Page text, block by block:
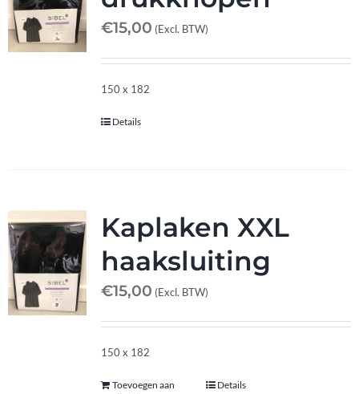
€15,00 (Excl. BTW)
150 x 182
Details
Kaplaken XXL
haaksluiting
€15,00 (Excl. BTW)
150 x 182
Toevoegen aan
Details